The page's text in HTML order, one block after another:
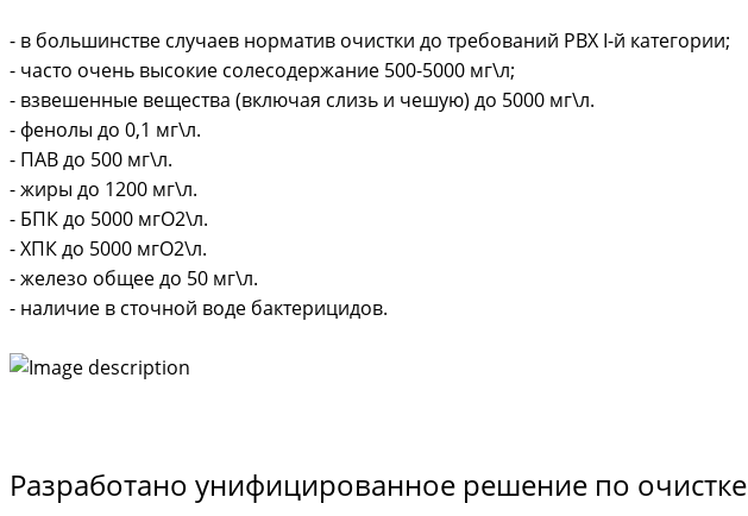
- в большинстве случаев норматив очистки до требований РВХ I-й категории;
- часто очень высокие солесодержание 500-5000 мг\л;
- взвешенные вещества (включая слизь и чешую) до 5000 мг\л.
- фенолы до 0,1 мг\л.
- ПАВ до 500 мг\л.
- жиры до 1200 мг\л.
- БПК до 5000 мгО2\л.
- ХПК до 5000 мгО2\л.
- железо общее до 50 мг\л.
- наличие в сточной воде бактерицидов.
Разработано унифицированное решение по очистке